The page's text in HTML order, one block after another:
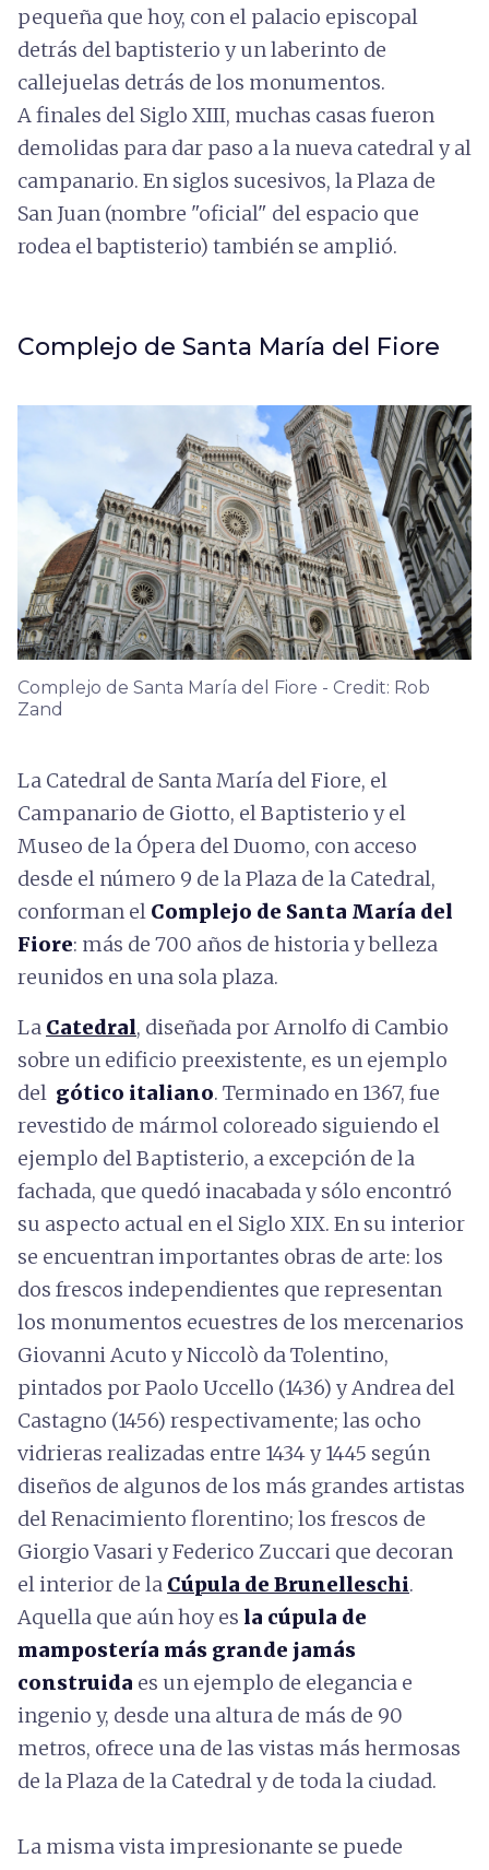
pequeña que hoy, con el palacio episcopal
detrás del baptisterio y un laberinto de
callejuelas detrás de los monumentos.
A finales del Siglo XIII, muchas casas fueron
demolidas para dar paso a la nueva catedral y al
campanario. En siglos sucesivos, la Plaza de
San Juan (nombre "oficial" del espacio que
rodea el baptisterio) también se amplió.
Complejo de Santa María del Fiore
Complejo de Santa María del Fiore - Credit: Rob
Zand
La Catedral de Santa María del Fiore, el
Campanario de Giotto, el Baptisterio y el
Museo de la Ópera del Duomo, con acceso
desde el número 9 de la Plaza de la Catedral,
conforman el Complejo de Santa María del
Fiore: más de 700 años de historia y belleza
reunidos en una sola plaza.
La Catedral, diseñada por Arnolfo di Cambio
sobre un edificio preexistente, es un ejemplo
del gótico italiano. Terminado en 1367, fue
revestido de mármol coloreado siguiendo el
ejemplo del Baptisterio, a excepción de la
fachada, que quedó inacabada y sólo encontró
su aspecto actual en el Siglo XIX. En su interior
se encuentran importantes obras de arte: los
dos frescos independientes que representan
los monumentos ecuestres de los mercenarios
Giovanni Acuto y Niccolò da Tolentino,
pintados por Paolo Uccello (1436) y Andrea del
Castagno (1456) respectivamente; las ocho
vidrieras realizadas entre 1434 y 1445 según
diseños de algunos de los más grandes artistas
del Renacimiento florentino; los frescos de
Giorgio Vasari y Federico Zuccari que decoran
el interior de la Cúpula de Brunelleschi.
Aquella que aún hoy es la cúpula de
mampostería más grande jamás
construida es un ejemplo de elegancia e
ingenio y, desde una altura de más de 90
metros, ofrece una de las vistas más hermosas
de la Plaza de la Catedral y de toda la ciudad.
La misma vista impresionante se puede